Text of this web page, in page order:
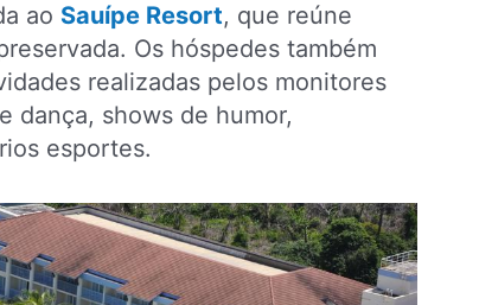
ao Sauípe Resort, que reúne
Os hóspedes também
realizadas pelos monitores
dança, shows de humor,
esportes.